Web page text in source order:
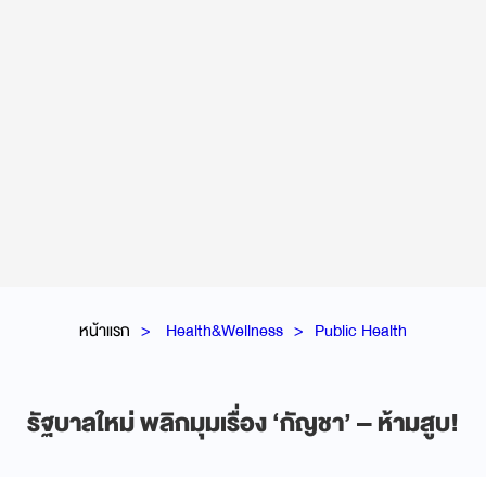
หน้าแรก Health&Wellness Public Health
รัฐบาลใหม่ พลิกมุมเรื่อง ‘กัญชา’ – ห้ามสูบ!